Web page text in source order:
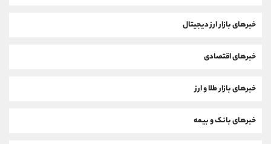
خبرهای بازار ارز دیجیتال
خبرهای اقتصادی
خبرهای بازار طلا و ارز
خبرهای بانک و بیمه